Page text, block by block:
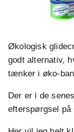
Økologisk
godt alternativ,
tænker i øko-
Der er i de
efterspørgsel